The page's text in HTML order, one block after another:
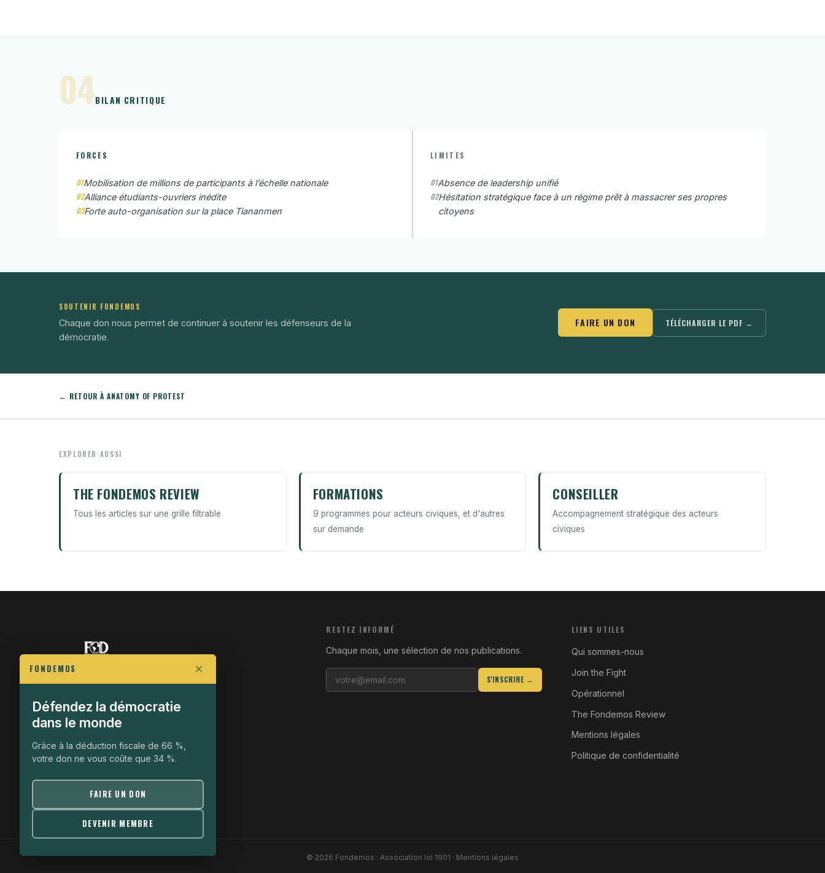
04BILAN CRITIQUE
FORCES
01Mobilisation de millions de participants à l’échelle nationale
02Alliance étudiants-ouvriers inédite
03Forte auto-organisation sur la place Tiananmen
LIMITES
01Absence de leadership unifié
02Hésitation stratégique face à un régime prêt à massacrer ses propres
citoyens
SOUTENIR FONDEMOS
Chaque don nous permet de continuer à soutenir les défenseurs de la
démocratie.
FAIRE UN DON TÉLÉCHARGER LE PDF →
← RETOUR À ANATOMY OF PROTEST
EXPLORER AUSSI
THE FONDEMOS REVIEW
Tous les articles sur une grille filtrable
FORMATIONS
9 programmes pour acteurs civiques, et d'autres
sur demande
CONSEILLER
Accompagnement stratégique des acteurs
civiques
The Fondemos Review
Awakening Minds to the Democratic Fight
19, rue Auguste Chabrières
75015 Paris
RESTEZ INFORMÉ
Chaque mois, une sélection de nos publications.
S'INSCRIRE →
LIENS UTILES
Qui sommes-nous
Join the Fight
Opérationnel
The Fondemos Review
Mentions légales
Politique de confidentialité
© 2026 Fondemos · Association loi 1901 · Mentions légales
FONDEMOS
Défendez la démocratie
dans le monde
Grâce à la déduction fiscale de 66 %,
votre don ne vous coûte que 34 %.
FAIRE UN DON
DEVENIR MEMBRE